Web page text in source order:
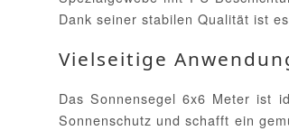
Dank seiner stabilen Qualität ist
Vielseitige
Das Sonnensegel 6x6 Meter ist
Sonnenschutz und schafft ein